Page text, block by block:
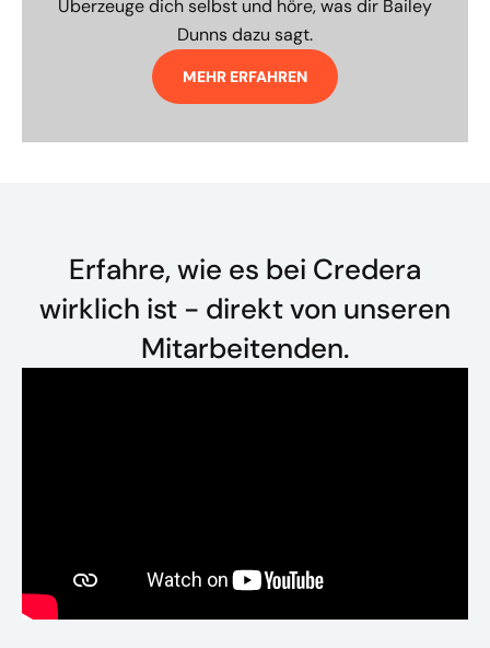
Überzeuge dich selbst und höre, was dir Bailey
Dunns dazu sagt.
MEHR ERFAHREN
Erfahre, wie es bei Credera
wirklich ist - direkt von unseren
Mitarbeitenden.